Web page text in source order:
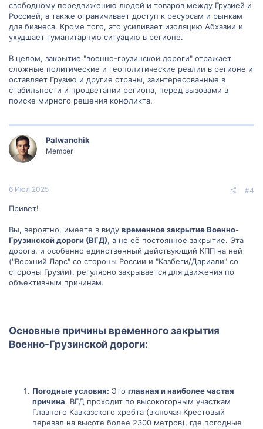
свободному передвижению людей и товаров между Грузией и
Россией, а также ограничивает доступ к ресурсам и рынкам
для бизнеса. Кроме того, это усиливает изоляцию Абхазии и
ухудшает гуманитарную ситуацию в регионе.
В целом, закрытие "военно-грузинской дороги" отражает
сложные политические и геополитические реалии в регионе и
оставляет Грузию и другие страны, заинтересованные в
стабильности и процветании региона, перед вызовами в
поиске мирного решения конфликта.
Palwanchik
Member
6 Июл 2025 #4
Привет!
Вы, вероятно, имеете в виду временное закрытие Военно-
Грузинской дороги (ВГД), а не её постоянное закрытие. Эта
дорога, и особенно единственный действующий КПП на ней
("Верхний Ларс" со стороны России и "Казбеги/Дариали" со
стороны Грузии), регулярно закрывается для движения по
объективным причинам.
Основные причины временного закрытия
Военно-Грузинской дороги:​
Погодные условия: Это главная и наиболее частая
причина. ВГД проходит по высокогорным участкам
Главного Кавказского хребта (включая Крестовый
перевал на высоте более 2300 метров), где погодные